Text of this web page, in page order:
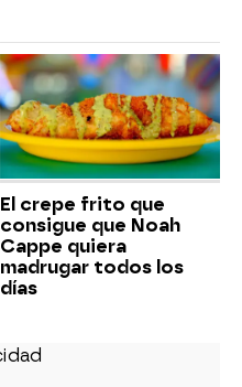
El crepe frito que
consigue que Noah
Cappe quiera
madrugar todos los
días